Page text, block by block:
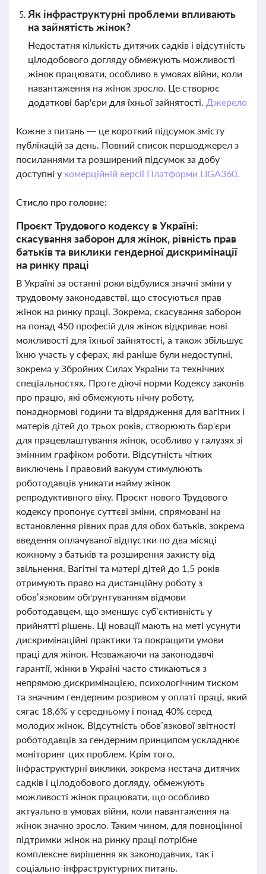
Як інфраструктурні проблеми впливають
на зайнятість жінок?
Недостатня кількість дитячих садків і відсутність
цілодобового догляду обмежують можливості
жінок працювати, особливо в умовах війни, коли
навантаження на жінок зросло. Це створює
додаткові бар'єри для їхньої зайнятості. Джерело
Кожне з питань — це короткий підсумок змісту
публікацій за день. Повний список першоджерел з
посиланнями та розширений підсумок за добу
доступні у комерційній версії Платформи LIGA360.
Стисло про головне:
Проєкт Трудового кодексу в Україні:
скасування заборон для жінок, рівність прав
батьків та виклики гендерної дискримінації
на ринку праці
В Україні за останні роки відбулися значні зміни у
трудовому законодавстві, що стосуються прав
жінок на ринку праці. Зокрема, скасування заборон
на понад 450 професій для жінок відкриває нові
можливості для їхньої зайнятості, а також збільшує
їхню участь у сферах, які раніше були недоступні,
зокрема у Збройних Силах України та технічних
спеціальностях. Проте діючі норми Кодексу законів
про працю, які обмежують нічну роботу,
понаднормові години та відрядження для вагітних і
матерів дітей до трьох років, створюють бар'єри
для працевлаштування жінок, особливо у галузях зі
змінним графіком роботи. Відсутність чітких
виключень і правовий вакуум стимулюють
роботодавців уникати найму жінок
репродуктивного віку. Проєкт нового Трудового
кодексу пропонує суттєві зміни, спрямовані на
встановлення рівних прав для обох батьків, зокрема
введення оплачуваної відпустки по два місяці
кожному з батьків та розширення захисту від
звільнення. Вагітні та матері дітей до 1,5 років
отримують право на дистанційну роботу з
обов’язковим обґрунтуванням відмови
роботодавцем, що зменшує суб’єктивність у
прийнятті рішень. Ці новації мають на меті усунути
дискримінаційні практики та покращити умови
праці для жінок. Незважаючи на законодавчі
гарантії, жінки в Україні часто стикаються з
непрямою дискримінацією, психологічним тиском
та значним гендерним розривом у оплаті праці, який
сягає 18,6% у середньому і понад 40% серед
молодих жінок. Відсутність обов’язкової звітності
роботодавців за гендерним принципом ускладнює
моніторинг цих проблем. Крім того,
інфраструктурні виклики, зокрема нестача дитячих
садків і цілодобового догляду, обмежують
можливості жінок працювати, що особливо
актуально в умовах війни, коли навантаження на
жінок значно зросло. Таким чином, для повноцінної
підтримки жінок на ринку праці потрібне
комплексне вирішення як законодавчих, так і
соціально-інфраструктурних питань.